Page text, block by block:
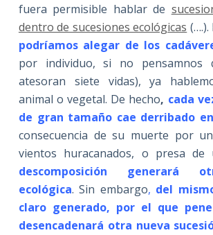
fuera permisible hablar de
dentro de sucesiones ecológicas (….).
podríamos alegar de los
por individuo, si no pensamnos
atesoran siete vidas), ya
animal o vegetal. De hecho, cada
de gran tamaño cae derribado
consecuencia de su muerte por
vientos huracanados, o presa de
descomposición generará
ecológica. Sin embargo, del
claro generado, por el que
desencadenará otra nueva